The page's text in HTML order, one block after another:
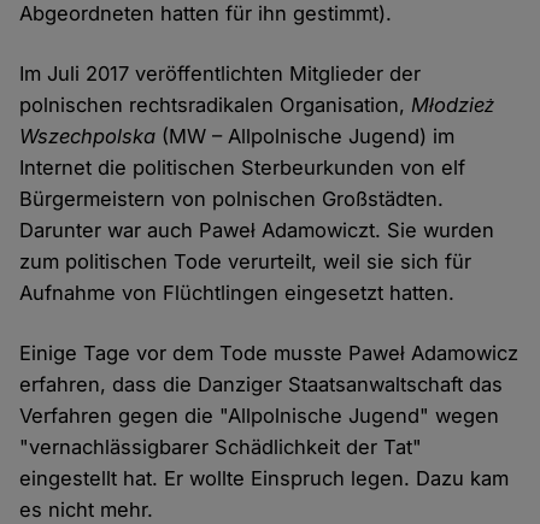
Abgeordneten hatten für ihn gestimmt).
Im Juli 2017 veröffentlichten Mitglieder der
polnischen rechtsradikalen Organisation,Młodzież
Wszechpolska (MW – Allpolnische Jugend) im
Internet die politischen Sterbeurkunden von elf
Bürgermeistern von polnischen Großstädten.
Darunter war auch Paweł Adamowiczt. Sie wurden
zum politischen Tode verurteilt, weil sie sich für
Aufnahme von Flüchtlingen eingesetzt hatten.
Einige Tage vor dem Tode musste Paweł Adamowicz
erfahren, dass die Danziger Staatsanwaltschaft das
Verfahren gegen die "Allpolnische Jugend" wegen
"vernachlässigbarer Schädlichkeit der Tat"
eingestellt hat. Er wollte Einspruch legen. Dazu kam
es nicht mehr.